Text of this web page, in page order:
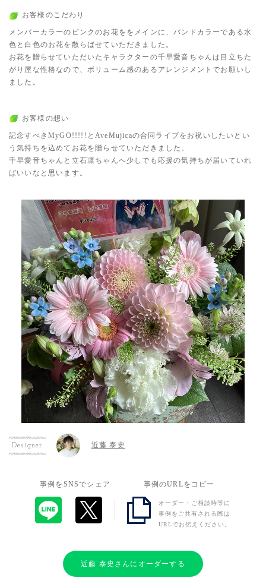
お客様のこだわり
メンバーカラーのピンクのお花ををメインに、バンドカラーである水
色と白色のお花を散らばせていただきました。
お花を贈らせていただいたキャラクターの千早愛音ちゃんは目立ちた
がり屋な性格なので、ボリューム感のあるアレンジメントでお願いし
ました。
お客様の想い
記念すべきMyGO!!!!!とAveMujicaの合同ライブをお祝いしたいとい
う気持ちを込めてお花を贈らせていただきました。
千早愛音ちゃんと立石凛ちゃんへ少しでも応援の気持ちが届いていれ
ばいいなと思います。
Designer 近藤 泰史
事例をSNSでシェア 事例のURLをコピー
オーダー・ご相談時等に
事例をご共有される際は
URLでお伝えください。
近藤 泰史さんにオーダーする